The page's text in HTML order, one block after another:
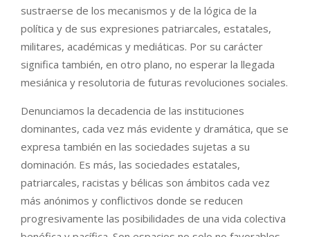
sustraerse de los mecanismos y de la lógica de la
política y de sus expresiones patriarcales, estatales,
militares, académicas y mediáticas. Por su carácter
significa también, en otro plano, no esperar la llegada
mesiánica y resolutoria de futuras revoluciones sociales.
Denunciamos la decadencia de las instituciones
dominantes, cada vez más evidente y dramática, que se
expresa también en las sociedades sujetas a su
dominación. Es más, las sociedades estatales,
patriarcales, racistas y bélicas son ámbitos cada vez
más anónimos y conflictivos donde se reducen
progresivamente las posibilidades de una vida colectiva